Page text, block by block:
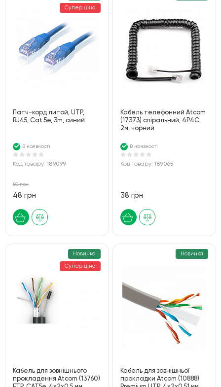
Супер ціна
Патч-корд литой, UTP,
RJ45, Cat.5e, 3m, синий
В наявності
Код товару: 189099
50 грн
48 грн
Кабель телефонний Atcom
(17373) спіральний, 4P4C,
2м, чорний
В наявності
Код товару:189065
38 грн
Новинка
Супер ціна
Кабель для зовнішнього
прокладення Atcom (13760)
Новинка
Кабель для зовнішньої
прокладки Atcom (10888)